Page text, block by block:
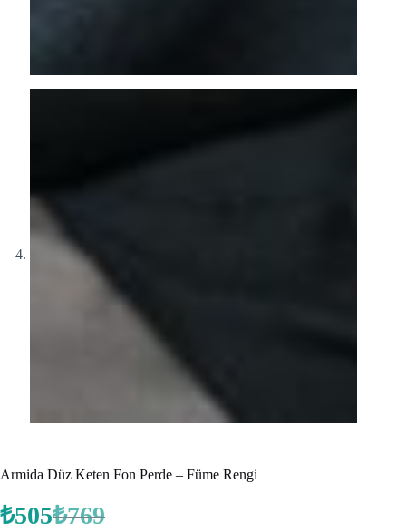
Armida Düz Keten Fon Perde – Füme Rengi
₺769
Orijinal
₺505Şu